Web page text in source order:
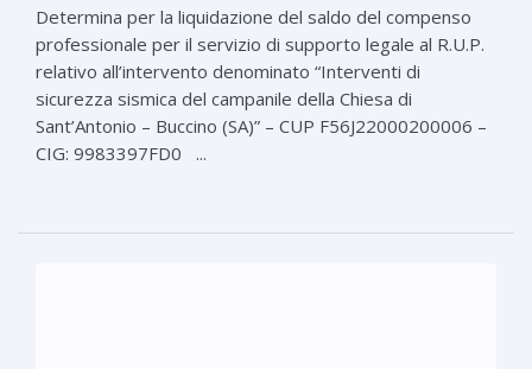
Determina per la liquidazione del saldo del compenso
professionale per il servizio di supporto legale al R.U.P.
relativo all’intervento denominato “Interventi di
sicurezza sismica del campanile della Chiesa di
Sant’Antonio – Buccino (SA)” – CUP F56J22000200006 –
CIG: 9983397FD0 ...